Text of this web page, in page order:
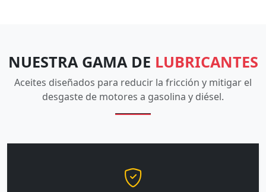
NUESTRA GAMA DE LUBRICANTES
Aceites diseñados para reducir la fricción y mitigar el
desgaste de motores a gasolina y diésel.